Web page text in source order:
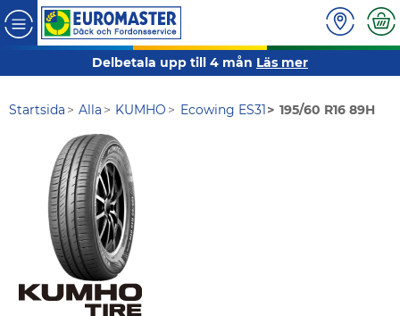
Delbetala upp till 4 mån Läs mer
Startsida Alla KUMHO Ecowing ES31 195/60 R16 89H